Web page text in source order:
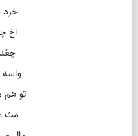
خرد
اخ
تو هم
مث